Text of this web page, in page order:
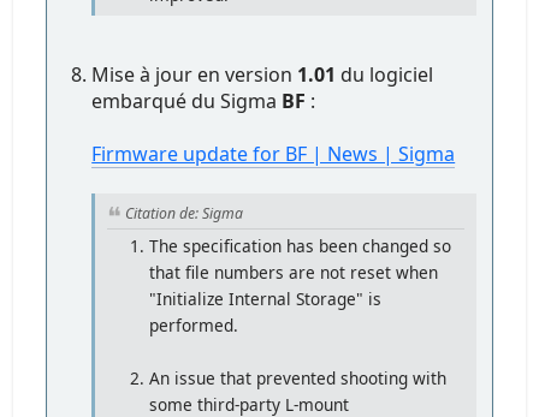
Mise à jour en version 1.01 du logiciel
embarqué du Sigma BF :
Firmware update for BF | News | Sigma
Citation de: Sigma
The specification has been changed so
that file numbers are not reset when
"Initialize Internal Storage" is
performed.
An issue that prevented shooting with
some third-party L-mount